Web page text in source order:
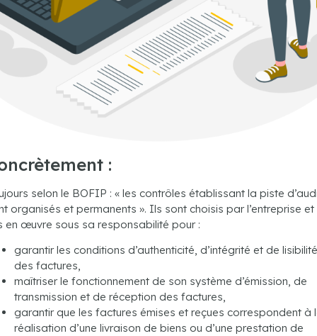
:
selon le BOFIP : « les contrôles établissant la piste
organisés et permanents ». Ils sont choisis par l’entreprise et
en œuvre sous sa responsabilité pour :
garantir les conditions d’authenticité, d’intégrité et de lisibilité
des factures,
maîtriser le fonctionnement de son système d’émission, de
transmission et de réception des factures,
garantir que les factures émises et reçues correspondent à
réalisation d’une livraison de biens ou d’une prestation de